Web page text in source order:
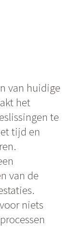
van huidige
het
te
tijd en
van de
niets